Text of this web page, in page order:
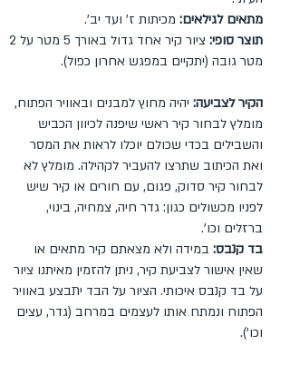
מתאים לגילאים: מכיתות ז' ועד יב'.
תוצר סופי:
ציור קיר אחד גדול באורך 5 מטר על 2
מטר גובה (יתקיים במפגש אחרון כפול).
הקיר לצביעה: יהיה מחוץ למבנים ובאוויר הפתוח,
מומלץ לבחור קיר ראשי שיפנה לכיוון הכביש
והשבילים בכדי שכולם יוכלו לראות את המסר
ואת הכיתוב שתרצו להעביר לקהילה. מומלץ לא
לבחור קיר סדוק, פגום, עם חורים או קיר שיש
לפניו מכשולים כגון: גדר חיה, צמחיה, בינוי,
ברזלים וכו'.
בד קנבס: במידה ולא מצאתם קיר מתאים או
שאין אישור לצביעת קיר, ניתן להזמין מאיתנו ציור
על בד קנבס איכותי. הציור על הבד יתבצע באוויר
הפתוח ונמתח אותו לעצמים במרחב (גדר, עצים
וכו').